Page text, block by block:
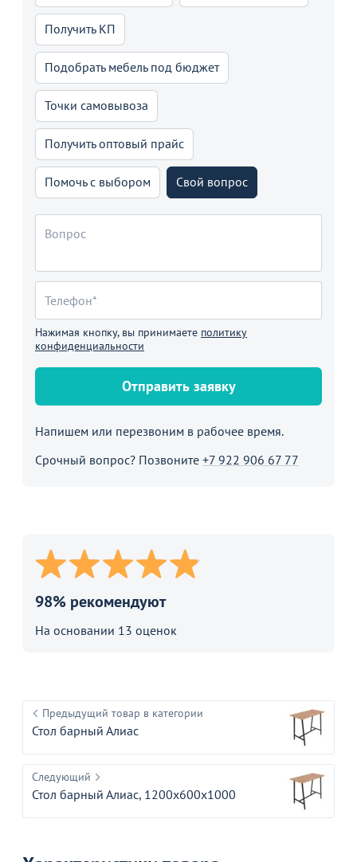
Получить КП
Подобрать мебель под бюджет
Точки самовывоза
Получить оптовый прайс
Помочь с выбором Свой вопрос
Нажимая кнопку, вы принимаете политику
конфиденциальности
Отправить заявку
Напишем или перезвоним в рабочее время.
Срочный вопрос? Позвоните +7 922 906 67 77
98% рекомендуют
На основании 13 оценок
Предыдущий товар в категории
Стол барный Алиас
Следующий
Стол барный Алиас, 1200x600x1000